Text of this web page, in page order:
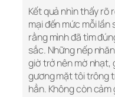
Kết quả nhìn thấy rõ
mại đến mức mỗi
rằng mình đã tìm
sắc. Những nếp
giờ trở nên mờ nhạt,
gương mặt tôi trông
hẳn. Không còn